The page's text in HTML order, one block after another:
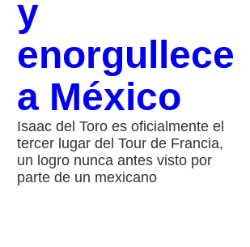
y
enorgullece
a México
Isaac del Toro es oficialmente el
tercer lugar del Tour de Francia,
un logro nunca antes visto por
parte de un mexicano